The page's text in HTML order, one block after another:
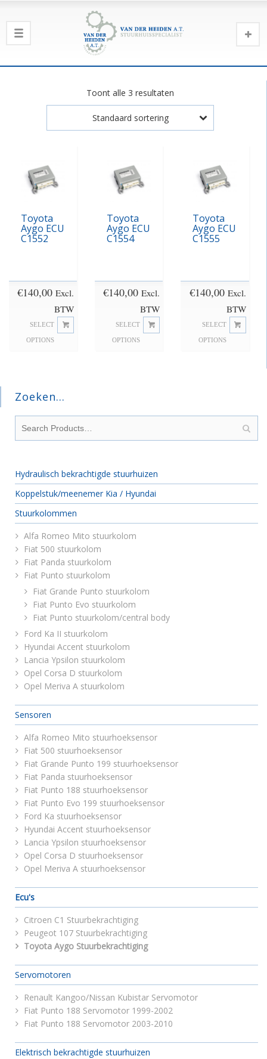
Toont alle 3 resultaten
Standaard sortering
Toyota
Aygo ECU
C1552
€140,00 Excl.
BTW
SELECT
OPTIONS
Toyota
Aygo ECU
C1554
€140,00 Excl.
BTW
SELECT
OPTIONS
Toyota
Aygo ECU
C1555
€140,00 Excl.
BTW
SELECT
OPTIONS
Zoeken…
Hydraulisch bekrachtigde stuurhuizen
Koppelstuk/meenemer Kia / Hyundai
Stuurkolommen
Alfa Romeo Mito stuurkolom
Fiat 500 stuurkolom
Fiat Panda stuurkolom
Fiat Punto stuurkolom
Fiat Grande Punto stuurkolom
Fiat Punto Evo stuurkolom
Fiat Punto stuurkolom/central body
Ford Ka II stuurkolom
Hyundai Accent stuurkolom
Lancia Ypsilon stuurkolom
Opel Corsa D stuurkolom
Opel Meriva A stuurkolom
Sensoren
Alfa Romeo Mito stuurhoeksensor
Fiat 500 stuurhoeksensor
Fiat Grande Punto 199 stuurhoeksensor
Fiat Panda stuurhoeksensor
Fiat Punto 188 stuurhoeksensor
Fiat Punto Evo 199 stuurhoeksensor
Ford Ka stuurhoeksensor
Hyundai Accent stuurhoeksensor
Lancia Ypsilon stuurhoeksensor
Opel Corsa D stuurhoeksensor
Opel Meriva A stuurhoeksensor
Ecu's
Citroen C1 Stuurbekrachtiging
Peugeot 107 Stuurbekrachtiging
Toyota Aygo Stuurbekrachtiging
Servomotoren
Renault Kangoo/Nissan Kubistar Servomotor
Fiat Punto 188 Servomotor 1999-2002
Fiat Punto 188 Servomotor 2003-2010
Elektrisch bekrachtigde stuurhuizen